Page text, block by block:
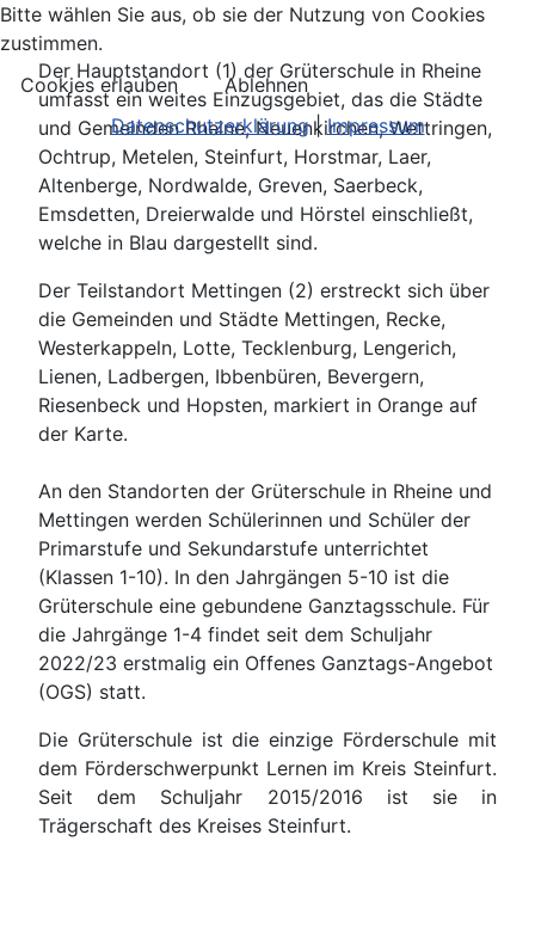
Der Hauptstandort (1) der Grüterschule in Rheine
umfasst ein weites Einzugsgebiet, das die Städte
und Gemeinden Rheine, Neuenkirchen, Wettringen,
Ochtrup, Metelen, Steinfurt, Horstmar, Laer,
Altenberge, Nordwalde, Greven, Saerbeck,
Emsdetten, Dreierwalde und Hörstel einschließt,
welche in Blau dargestellt sind.
Der Teilstandort Mettingen (2) erstreckt sich über
die Gemeinden und Städte Mettingen, Recke,
Westerkappeln, Lotte, Tecklenburg, Lengerich,
Lienen, Ladbergen, Ibbenbüren, Bevergern,
Riesenbeck und Hopsten, markiert in Orange auf
der Karte.
An den Standorten der Grüterschule in Rheine und
Mettingen werden Schülerinnen und Schüler der
Primarstufe und Sekundarstufe unterrichtet
(Klassen 1-10). In den Jahrgängen 5-10 ist die
Grüterschule eine gebundene Ganztagsschule. Für
die Jahrgänge 1-4 findet seit dem Schuljahr
2022/23 erstmalig ein Offenes Ganztags-Angebot
(OGS) statt.
Die Grüterschule ist die einzige Förderschule mit
dem Förderschwerpunkt Lernen im Kreis Steinfurt.
Seit dem Schuljahr 2015/2016 ist sie in
Trägerschaft des Kreises Steinfurt.
Bitte wählen Sie aus, ob sie der Nutzung von Cookies
zustimmen.
Cookies erlauben
Ablehnen
Datenschutzerklärung|Impressum